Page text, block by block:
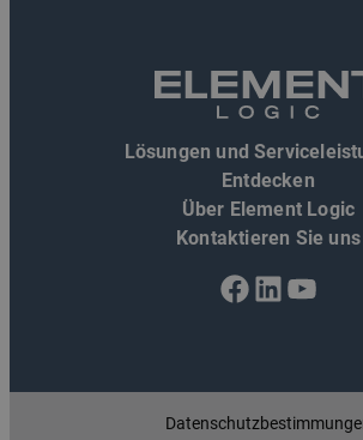
Lösungen und
Entdecken
Über Element Logic
Kontaktieren Sie uns
Facebook
LinkedIn